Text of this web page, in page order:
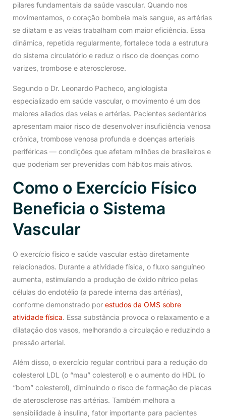
pilares fundamentais da saúde vascular. Quando nos
movimentamos, o coração bombeia mais sangue, as artérias
se dilatam e as veias trabalham com maior eficiência. Essa
dinâmica, repetida regularmente, fortalece toda a estrutura
do sistema circulatório e reduz o risco de doenças como
varizes, trombose e aterosclerose.
Segundo o Dr. Leonardo Pacheco, angiologista
especializado em saúde vascular, o movimento é um dos
maiores aliados das veias e artérias. Pacientes sedentários
apresentam maior risco de desenvolver insuficiência venosa
crônica, trombose venosa profunda e doenças arteriais
periféricas — condições que afetam milhões de brasileiros e
que poderiam ser prevenidas com hábitos mais ativos.
Como o Exercício Físico
Beneficia o Sistema
Vascular
O exercício físico e saúde vascular estão diretamente
relacionados. Durante a atividade física, o fluxo sanguíneo
aumenta, estimulando a produção de óxido nítrico pelas
células do endotélio (a parede interna das artérias),
conforme demonstrado por estudos da OMS sobre
atividade física. Essa substância provoca o relaxamento e a
dilatação dos vasos, melhorando a circulação e reduzindo a
pressão arterial.
Além disso, o exercício regular contribui para a redução do
colesterol LDL (o “mau” colesterol) e o aumento do HDL (o
“bom” colesterol), diminuindo o risco de formação de placas
de aterosclerose nas artérias. Também melhora a
sensibilidade à insulina, fator importante para pacientes